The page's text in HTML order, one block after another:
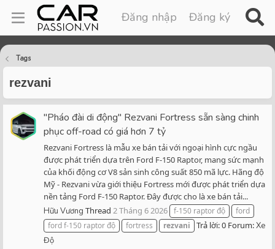
Đăng nhập Đăng ký
Tags
rezvani
"Pháo đài di động" Rezvani Fortress sẵn sàng chinh
phục off-road có giá hơn 7 tỷ
Rezvani Fortress là mẫu xe bán tải với ngoại hình cực ngầu
được phát triển dựa trên Ford F-150 Raptor, mang sức mạnh
của khối động cơ V8 sản sinh công suất 850 mã lực. Hãng độ
Mỹ - Rezvani vừa giới thiệu Fortress mới được phát triển dựa
nền tảng Ford F-150 Raptor. Đây được cho là xe bán tải...
Hữu Vương Thread 2 Tháng 6 2026 f-150 raptor độ
ford
ford f-150 raptor độ
fortress rezvani Trả lời: 0 Forum:Xe
Độ